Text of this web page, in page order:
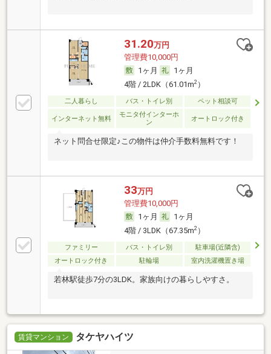
31.20万円
管理費10,000円
1ヶ月
1ヶ月
4階 / 2LDK（61.01m2）
二人暮らし バス・トイレ別 ペット相談可
インターネット無料
モニタ付インターホ
ン
オートロック付き
ネット問合せ限定♪この物件は仲介手数料無料です！
33万円
管理費10,000円
1ヶ月
1ヶ月
4階 / 3LDK（67.35m2）
ファミリー バス・トイレ別
駐車場(近隣含)
オートロック付き
駐輪場 室内洗濯機置き場
若林駅徒歩7分の3LDK。家族向けの暮らしやすさ。
賃貸マンション タケヤハイツ